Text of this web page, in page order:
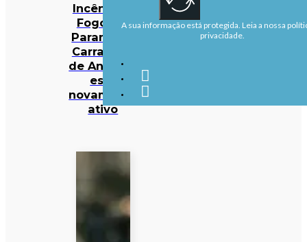
Incêndios:
Fogo em
Parambos,
Carrazeda
de Ansiães,
está
novamente
ativo
A sua informação está protegida. Leia a nossa
privacidade.